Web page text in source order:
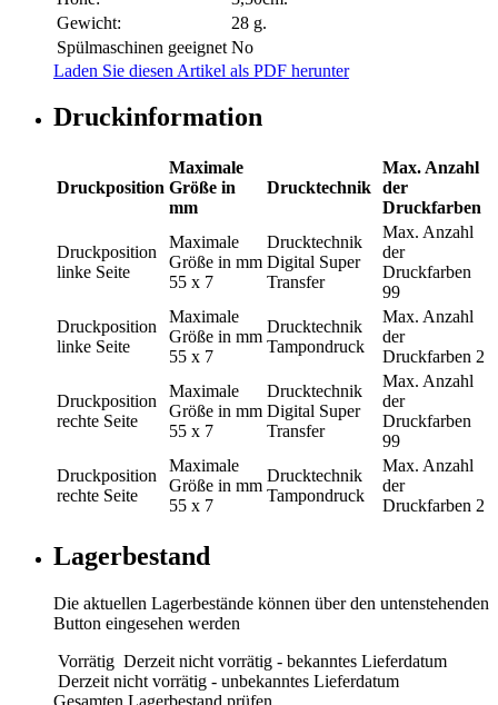
Gewicht:
28 g.
Spülmaschinen geeignet No
Laden Sie diesen Artikel als PDF herunter
Druckinformation
Druckposition
Maximale
Größe in
mm
Drucktechnik
Max. Anzahl
der
Druckfarben
Druckposition
linke Seite
Maximale
Größe in mm
55 x 7
Drucktechnik
Digital Super
Transfer
Max. Anzahl
der
Druckfarben
99
Druckposition
linke Seite
Maximale
Größe in mm
55 x 7
Drucktechnik
Tampondruck
Max. Anzahl
der
Druckfarben 2
Druckposition
rechte Seite
Maximale
Größe in mm
55 x 7
Drucktechnik
Digital Super
Transfer
Max. Anzahl
der
Druckfarben
99
Druckposition
rechte Seite
Maximale
Größe in mm
55 x 7
Drucktechnik
Tampondruck
Max. Anzahl
der
Druckfarben 2
Lagerbestand
Die aktuellen Lagerbestände können über den untenstehenden
Button eingesehen werden
Vorrätig Derzeit nicht vorrätig - bekanntes Lieferdatum
Derzeit nicht vorrätig - unbekanntes Lieferdatum